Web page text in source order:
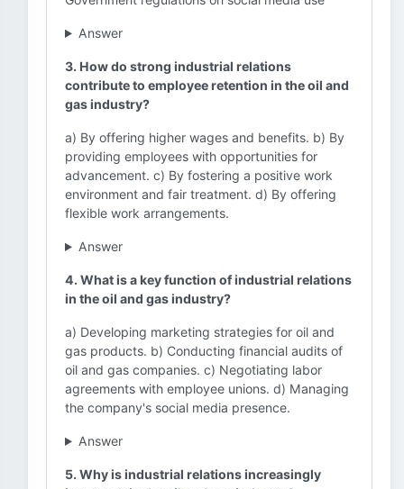
Answer
3. How do strong industrial relations
contribute to employee retention in the oil and
gas industry?
a) By offering higher wages and benefits. b) By
providing employees with opportunities for
advancement. c) By fostering a positive work
environment and fair treatment. d) By offering
flexible work arrangements.
Answer
4. What is a key function of industrial relations
in the oil and gas industry?
a) Developing marketing strategies for oil and
gas products. b) Conducting financial audits of
oil and gas companies. c) Negotiating labor
agreements with employee unions. d) Managing
the company's social media presence.
Answer
5. Why is industrial relations increasingly